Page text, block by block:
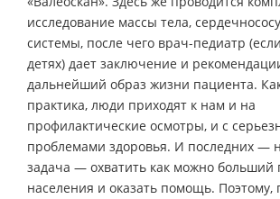
исследование массы тела,
системы, после чего врач-педиатр
детях) дает заключение и
дальнейший образ жизни пациента.
практика, люди приходят к нам и на
профилактические осмотры, и с
проблемами здоровья. И последних —
задача — охватить как можно больший
населения и оказать помощь. Поэтому,